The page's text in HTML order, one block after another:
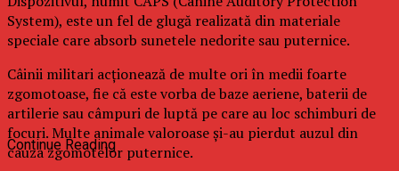
System), este un fel de glugă realizată din materiale
speciale care absorb sunetele nedorite sau puternice.
Câinii militari acţionează de multe ori în medii foarte
zgomotoase, fie că este vorba de baze aeriene, baterii de
artilerie sau câmpuri de luptă pe care au loc schimburi de
focuri. Multe animale valoroase şi-au pierdut auzul din
cauza zgomotelor puternice.
Continue Reading